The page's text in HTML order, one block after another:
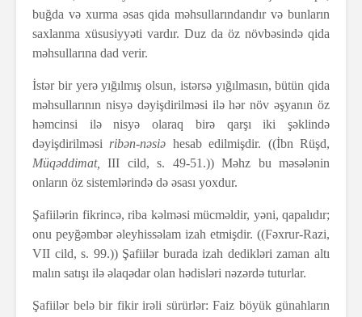
buğda və xurma əsas qida məhsullarındandır və bunların
saxlanma xüsusiyyəti vardır. Duz da öz növbəsində qida
məhsullarına dad verir.
İstər bir yerə yığılmış olsun, istərsə yığılmasın, bütün qida
məhsullarının nisyə dəyişdirilməsi ilə hər növ əşyanın öz
həmcinsi ilə nisyə olaraq birə qarşı iki şəklində
dəyişdirilməsi ribən-nəsiə hesab edilmişdir. ((İbn Rüşd,
Müqəddimat,
III cild, s. 49-51.)) Məhz bu məsələnin
onların öz sistemlərində də əsası yoxdur.
Şafiilərin fikrincə, riba kəlməsi mücməldir, yəni, qapalıdır;
onu peyğəmbər əleyhissəlam izah etmişdir. ((Fəxrur-Razi,
VII cild, s. 99.)) Şafiilər burada izah dedikləri zaman altı
malın satışı ilə əlaqədar olan hədisləri nəzərdə tuturlar.
Şafiilər belə bir fikir irəli sürürlər: Faiz böyük günahların